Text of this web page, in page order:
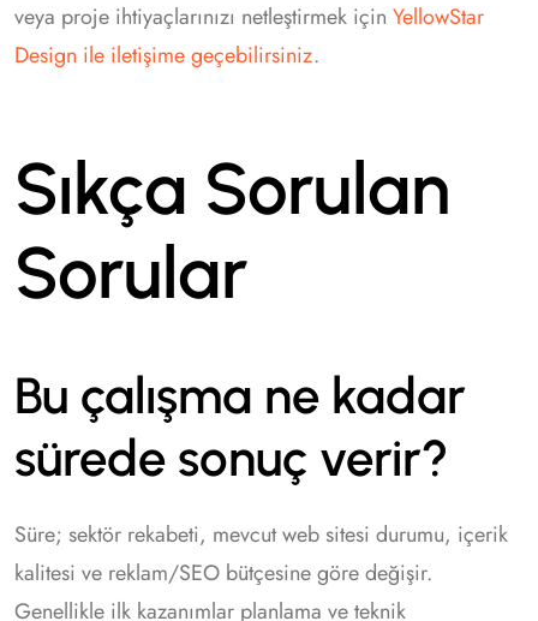
veya proje ihtiyaçlarınızı netleştirmek için YellowStar
Design ile iletişime geçebilirsiniz.
Sıkça Sorulan
Sorular
Bu çalışma ne kadar
sürede sonuç verir?
Süre; sektör rekabeti, mevcut web sitesi durumu, içerik
kalitesi ve reklam/SEO bütçesine göre değişir.
Genellikle ilk kazanımlar planlama ve teknik